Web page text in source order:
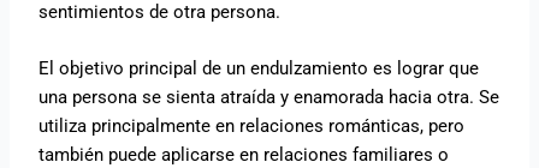
sentimientos de otra persona.
El objetivo principal de un endulzamiento es lograr que
una persona se sienta atraída y enamorada hacia otra. Se
utiliza principalmente en relaciones románticas, pero
también puede aplicarse en relaciones familiares o